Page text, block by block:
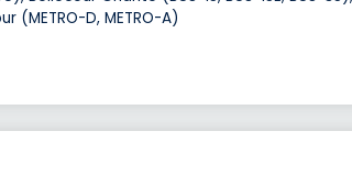
(METRO-D, METRO-A)